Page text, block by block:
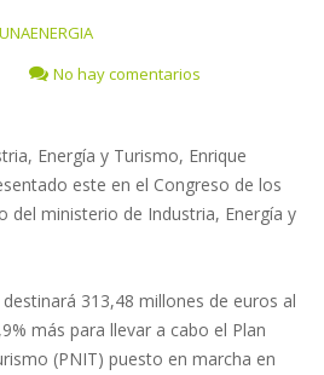
UNAENERGIA
No hay comentarios
Energía y Turismo, Enrique
este en el Congreso de los
del ministerio de Industria, Energía y
313,48 millones de euros al
más para llevar a cabo el Plan
(PNIT) puesto en marcha en